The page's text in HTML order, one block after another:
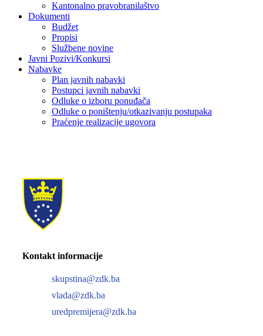
Kantonalno pravobranilaštvo
Dokumenti
Budžet
Propisi
Službene novine
Javni Pozivi/Konkursi
Nabavke
Plan javnih nabavki
Postupci javnih nabavki
Odluke o izboru ponuđača
Odluke o poništenju/otkazivanju postupaka
Praćenje realizacije ugovora
Kontakt informacije
skupstina@zdk.ba
vlada@zdk.ba
uredpremijera@zdk.ba